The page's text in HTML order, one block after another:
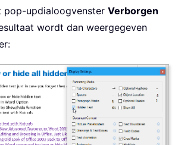
pop-updialoogvenster Verborgen
wordt dan weergegeven